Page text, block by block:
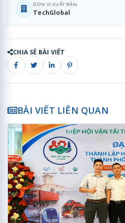
ĐƠN VỊ XUẤT BẢN
TechGlobal
CHIA SẺ BÀI VIẾT
BÀI VIẾT LIÊN QUAN